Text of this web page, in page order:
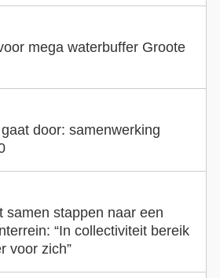
mega waterbuffer Groote
door: samenwerking
samen stappen naar een
“In collectiviteit bereik
voor zich”